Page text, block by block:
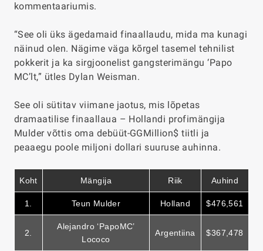
kommentaariumis.
“See oli üks ägedamaid finaallaudu, mida ma kunagi
näinud olen. Nägime väga kõrgel tasemel tehnilist
pokkerit ja ka sirgjoonelist gangsterimängu ‘Papo
MC’lt,” ütles Dylan Weisman.
See oli sütitav viimane jaotus, mis lõpetas
dramaatilise finaallaua – Hollandi profimängija
Mulder võttis oma debüüt-GGMillion$ tiitli ja
peaaegu poole miljoni dollari suuruse auhinna.
Koht Mängija Riik Auhind
1. Teun Mulder Holland $476,561
2.
Alejandro ‘PapoMC’
Lococo
Argentiina $367,478